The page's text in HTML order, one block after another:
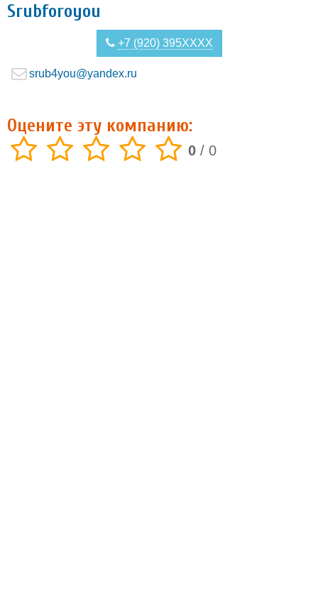
Srubforoyou
+7 (920) 395XXXX
srub4you@yandex.ru
Оцените эту компанию:
0 / 0